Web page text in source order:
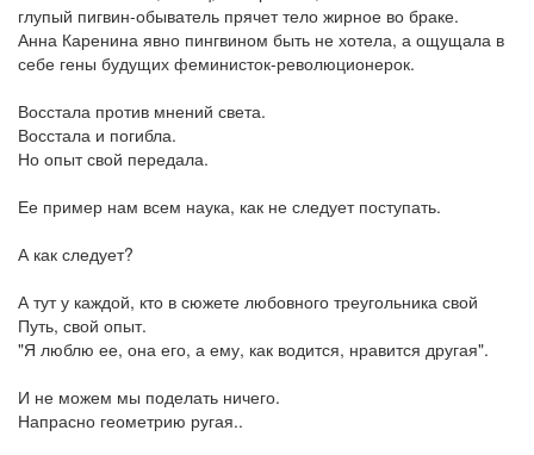
глупый пигвин-обыватель прячет тело жирное во браке.
Анна Каренина явно пингвином быть не хотела, а ощущала в
себе гены будущих феминисток-революционерок.
Восстала против мнений света.
Восстала и погибла.
Но опыт свой передала.
Ее пример нам всем наука, как не следует поступать.
А как следует?
А тут у каждой, кто в сюжете любовного треугольника свой
Путь, свой опыт.
"Я люблю ее, она его, а ему, как водится, нравится другая".
И не можем мы поделать ничего.
Напрасно геометрию ругая..